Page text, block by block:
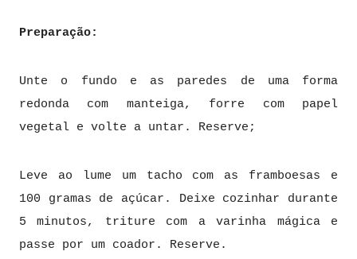
Preparação:
Unte o fundo e as paredes de uma forma
redonda com manteiga, forre com papel
vegetal e volte a untar. Reserve;
Leve ao lume um tacho com as framboesas e
100 gramas de açúcar. Deixe cozinhar durante
5 minutos, triture com a varinha mágica e
passe por um coador. Reserve.